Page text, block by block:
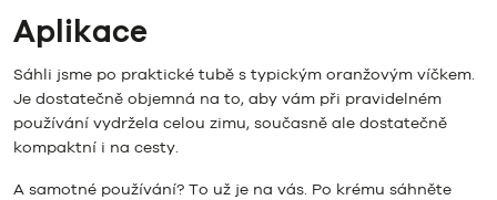
Aplikace
Sáhli jsme po praktické tubě s typickým oranžovým víčkem.
Je dostatečně objemná na to, aby vám při pravidelném
používání vydržela celou zimu, současně ale dostatečně
kompaktní i na cesty.
A samotné používání? To už je na vás. Po krému sáhněte